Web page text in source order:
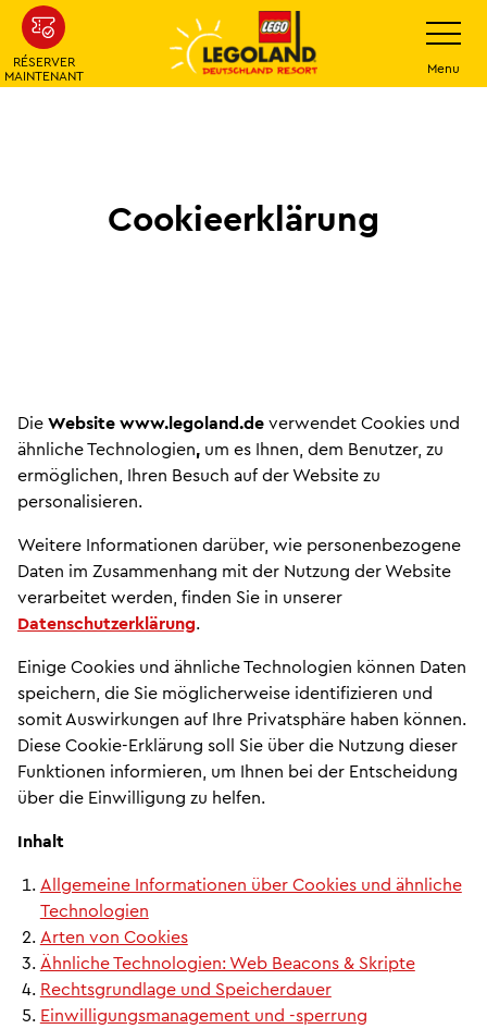
Skip
main
content
RÉSERVER
MAINTENANT
Menu
Cookieerklärung
Die Website www.legoland.de verwendet Cookies und
ähnliche Technologien, um es Ihnen, dem Benutzer, zu
ermöglichen, Ihren Besuch auf der Website zu
personalisieren.
Weitere Informationen darüber, wie personenbezogene
Daten im Zusammenhang mit der Nutzung der Website
verarbeitet werden, finden Sie in unserer
Datenschutzerklärung.
Einige Cookies und ähnliche Technologien können Daten
speichern, die Sie möglicherweise identifizieren und
somit Auswirkungen auf Ihre Privatsphäre haben können.
Diese Cookie-Erklärung soll Sie über die Nutzung dieser
Funktionen informieren, um Ihnen bei der Entscheidung
über die Einwilligung zu helfen.
Inhalt
Allgemeine Informationen über Cookies und ähnliche
Technologien
Arten von Cookies
Ähnliche Technologien: Web Beacons & Skripte
Rechtsgrundlage und Speicherdauer
Einwilligungsmanagement und -sperrung